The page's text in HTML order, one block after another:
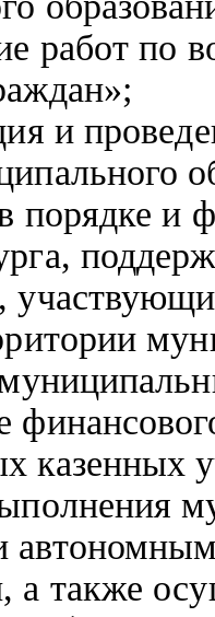
работ по
и
порядке и
казенных
также